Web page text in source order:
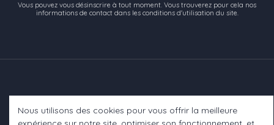
Vous pouvez vous désinscrire à tout moment. Vous trouverez pour cela nos
informations de contact dans les conditions d'utilisation du site.
Informations
Nous utilisons des cookies pour vous offrir la meilleure